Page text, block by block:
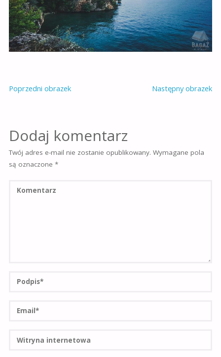
Poprzedni obrazek Następny obrazek
Dodaj komentarz
Twój adres e-mail nie zostanie opublikowany. Wymagane pola
są oznaczone *